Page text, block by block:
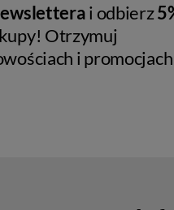
i odbierz
Otrzymuj
i promocjach